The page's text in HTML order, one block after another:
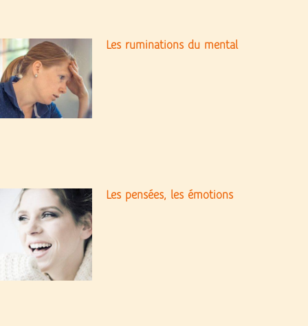
Les ruminations du mental
Les pensées, les émotions